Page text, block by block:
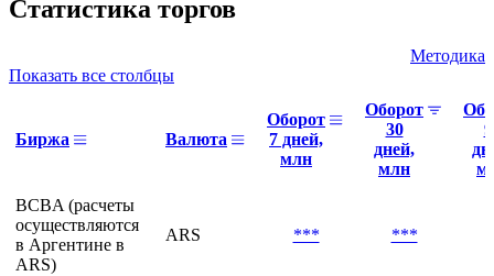
Статистика торгов
Методика
Показать все столбцы
Биржа Валюта
Оборот
7 дней,
млн
Оборот
30
дней,
млн
BCBA (расчеты
осуществляются
в Аргентине в
ARS)
ARS *** ***